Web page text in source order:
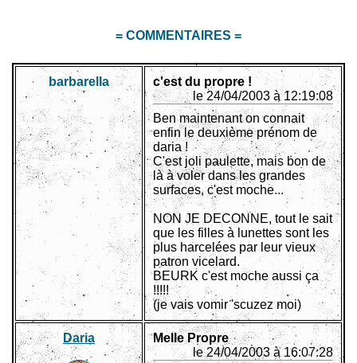
= COMMENTAIRES =
barbarella
c'est du propre !
le 24/04/2003 à 12:19:08
Ben maintenant on connait
enfin le deuxième prénom de
daria !
C'est joli paulette, mais bon de
là à voler dans les grandes
surfaces, c'est moche...
NON JE DECONNE, tout le sait
que les filles à lunettes sont les
plus harcelées par leur vieux
patron vicelard.
BEURK c'est moche aussi ça
!!!!!
(je vais vomir 'scuzez moi)
Daria
Melle Propre
le 24/04/2003 à 16:07:28